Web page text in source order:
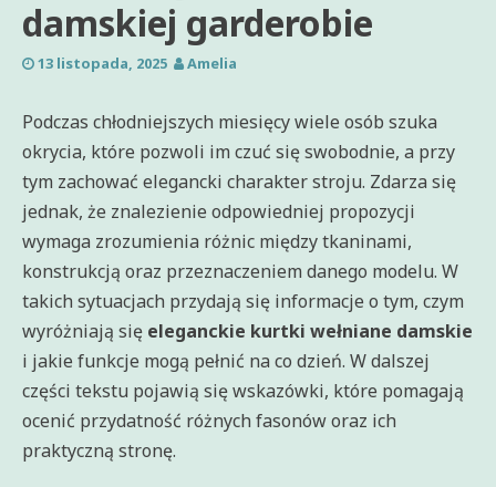
damskiej garderobie
13 listopada, 2025 Amelia
Podczas chłodniejszych miesięcy wiele osób szuka
okrycia, które pozwoli im czuć się swobodnie, a przy
tym zachować elegancki charakter stroju. Zdarza się
jednak, że znalezienie odpowiedniej propozycji
wymaga zrozumienia różnic między tkaninami,
konstrukcją oraz przeznaczeniem danego modelu. W
takich sytuacjach przydają się informacje o tym, czym
wyróżniają się eleganckie kurtki wełniane damskie
i jakie funkcje mogą pełnić na co dzień. W dalszej
części tekstu pojawią się wskazówki, które pomagają
ocenić przydatność różnych fasonów oraz ich
praktyczną stronę.